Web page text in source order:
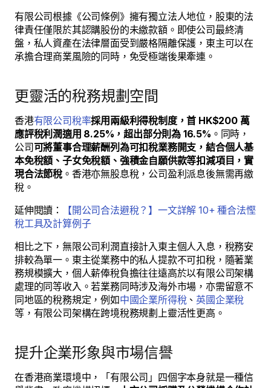
有限公司根據《公司條例》擁有獨立法人地位，股東的法
律責任僅限於其認購股份的未繳款額。即使公司最終清
盤，私人資產在法律層面受到嚴格隔離保護，東主可以在
承擔合理商業風險的同時，免受極端後果牽連。
更靈活的稅務規劃空間
香港有限公司稅率採用兩級利得稅制度，首 HK$200 萬
應評稅利潤適用 8.25%，超出部分則為 16.5% 。同時，
公司可將董事合理薪酬列為可扣稅業務開支，結合個人基
本免稅額、子女免稅額、強積金自願供款等扣減項目，實
現合法節稅 。香港亦無股息稅，公司盈利派息後無需再繳
稅。
延伸閱讀：
【開公司合法避稅？】一文詳解 10+ 種合法慳
稅工具及計算例子
相比之下，無限公司利潤直接計入東主個人入息，稅務安
排較為單一。東主從業務中的私人提款不可扣稅，隨著業
務規模擴大，個人薪俸稅負擔往往遠高於以有限公司架構
處理的同等收入。若業務同時涉及海外市場，亦需留意不
同地區的稅務規定，例如中國企業所得稅、英國企業稅
等，有限公司架構在跨境稅務規劃上靈活性更高。
提升企業形象與市場信譽
在香港商業環境中，「有限公司」四個字本身就是一種信